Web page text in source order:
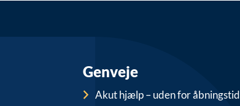
Genveje
Akut hjælp – uden for åbningstid